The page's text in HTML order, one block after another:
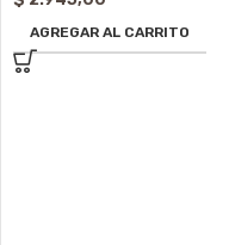
AGREGAR AL CARRITO